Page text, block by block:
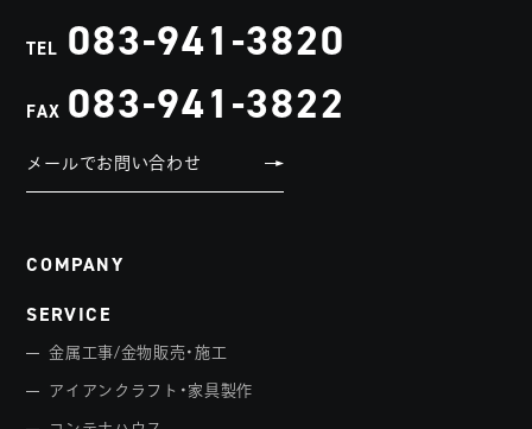
TEL 083-941-3820
FAX 083-941-3822
メールでお問い合わせ
COMPANY
SERVICE
金属工事/金物販売・施工
アイアンクラフト・家具製作